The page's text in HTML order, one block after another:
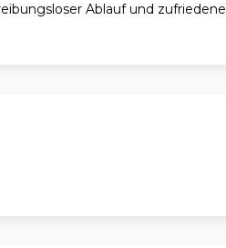
Ablauf und zufriedene